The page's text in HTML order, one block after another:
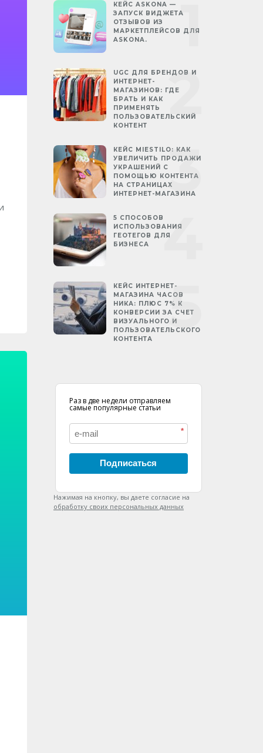
КЕЙС ASKONA —
ЗАПУСК ВИДЖЕТА
ОТЗЫВОВ ИЗ
МАРКЕТПЛЕЙСОВ ДЛЯ
ASKONA.
UGC ДЛЯ БРЕНДОВ И
ИНТЕРНЕТ-
МАГАЗИНОВ: ГДЕ
БРАТЬ И КАК
ПРИМЕНЯТЬ
ПОЛЬЗОВАТЕЛЬСКИЙ
КОНТЕНТ
КЕЙС MIESTILO: КАК
УВЕЛИЧИТЬ ПРОДАЖИ
УКРАШЕНИЙ С
ПОМОЩЬЮ КОНТЕНТА
НА СТРАНИЦАХ
ИНТЕРНЕТ-МАГАЗИНА
5 СПОСОБОВ
ИСПОЛЬЗОВАНИЯ
ГЕОТЕГОВ ДЛЯ
БИЗНЕСА
КЕЙС ИНТЕРНЕТ-
МАГАЗИНА ЧАСОВ
НИКА: ПЛЮС 7% К
КОНВЕРСИИ ЗА СЧЕТ
ВИЗУАЛЬНОГО И
ПОЛЬЗОВАТЕЛЬСКОГО
КОНТЕНТА
Раз в две недели отправляем
самые популярные статьи
*
Подписаться
Нажимая на кнопку, вы даете согласие на
обработку своих персональных данных